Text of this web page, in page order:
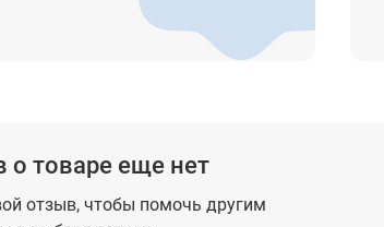
о товаре еще нет
отзыв, чтобы помочь другим